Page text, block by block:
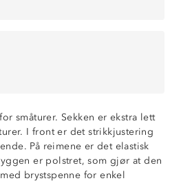
småturer. Sekken er ekstra lett
I front er det strikkjustering
På reimene er det elastisk
er polstret, som gjør at den
brystspenne for enkel